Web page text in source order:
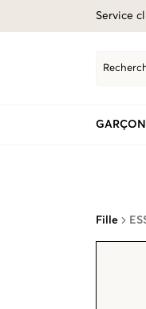
Service
GARÇON
Fille